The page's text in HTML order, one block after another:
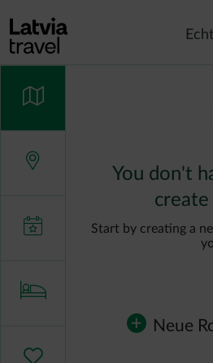
You don't
create
Start by creating a
Neue